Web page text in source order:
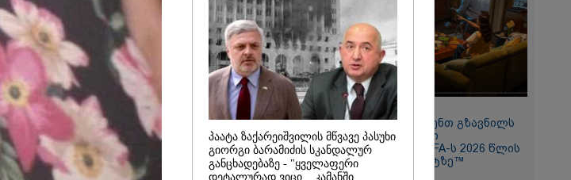
14:20 / 07-08-2026
"ჩემი აზრით, ენამ
გაუსწრო აზრს და არ
11:13 / 05-08-2026
Hisense წარმოგიდგენთ გზავნილს
"ინოვაციები უკეთესი
ცხოვრებისათვის" FIFA-ს 2026 წლის
მსოფლიო ჩემპიონატზე™
პაატა ზაქარეიშვილის მწვავე პასუხი
გიორგი ბარამიძის სკანდალურ
განცხადებაზე - "ყველაფერი
დეტალურად ვიცი... კამანში